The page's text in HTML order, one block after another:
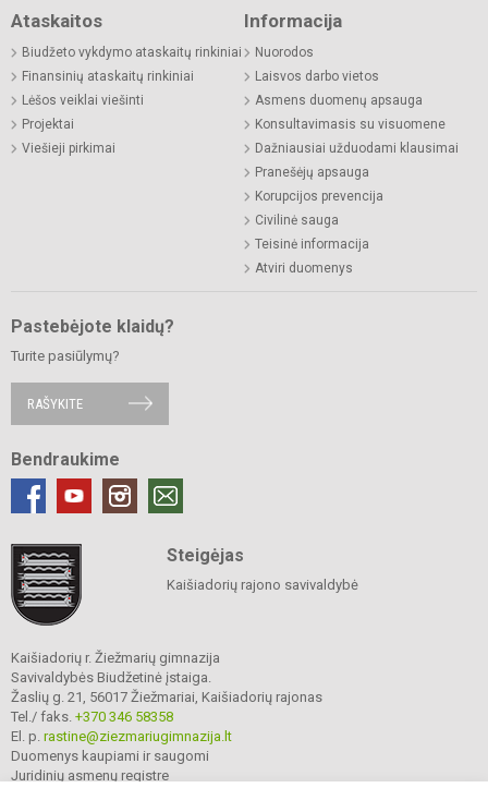
Ataskaitos
Biudžeto vykdymo ataskaitų rinkiniai
Finansinių ataskaitų rinkiniai
Lėšos veiklai viešinti
Projektai
Viešieji pirkimai
Informacija
Nuorodos
Laisvos darbo vietos
Asmens duomenų apsauga
Konsultavimasis su visuomene
Dažniausiai užduodami klausimai
Pranešėjų apsauga
Korupcijos prevencija
Civilinė sauga
Teisinė informacija
Atviri duomenys
Pastebėjote klaidų?
Turite pasiūlymų?
RAŠYKITE
Bendraukime
Steigėjas
Kaišiadorių rajono savivaldybė
Kaišiadorių r. Žiežmarių gimnazija
Savivaldybės Biudžetinė įstaiga.
Žaslių g. 21, 56017 Žiežmariai, Kaišiadorių rajonas
Tel./ faks. +370 346 58358
El. p. rastine@ziezmariugimnazija.lt
Duomenys kaupiami ir saugomi
Juridinių asmenų registre